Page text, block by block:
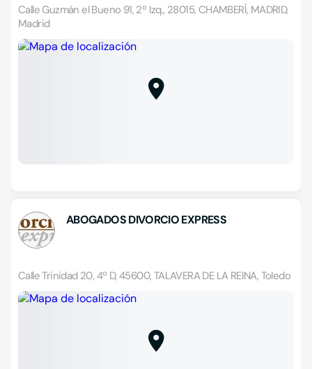
Calle Guzmán el Bueno 91, 2º Izq., 28015, CHAMBERÍ, MADRID,
Madrid
ABOGADOS DIVORCIO EXPRESS
Calle Trinidad 20, 4º D, 45600, TALAVERA DE LA REINA, Toledo